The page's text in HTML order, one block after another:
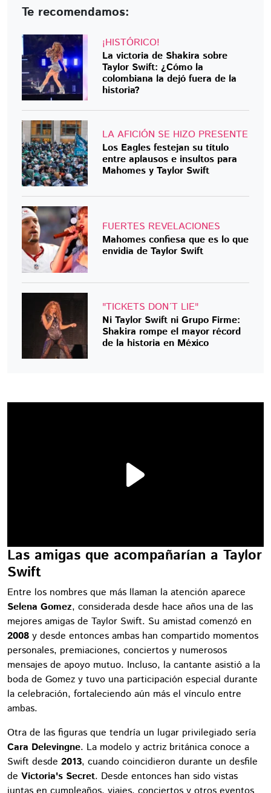
Te recomendamos:
¡HISTÓRICO!
La victoria de Shakira sobre
Taylor Swift: ¿Cómo la
colombiana la dejó fuera de la
historia?
LA AFICIÓN SE HIZO PRESENTE
Los Eagles festejan su título
entre aplausos e insultos para
Mahomes y Taylor Swift
FUERTES REVELACIONES
Mahomes confiesa que es lo que
envidia de Taylor Swift
"TICKETS DON´T LIE"
Ni Taylor Swift ni Grupo Firme:
Shakira rompe el mayor récord
de la historia en México
Las amigas que acompañarían a Taylor
Swift
Entre los nombres que más llaman la atención aparece
Selena Gomez, considerada desde hace años una de las
mejores amigas de Taylor Swift. Su amistad comenzó en
2008 y desde entonces ambas han compartido momentos
personales, premiaciones, conciertos y numerosos
mensajes de apoyo mutuo. Incluso, la cantante asistió a la
boda de Gomez y tuvo una participación especial durante
la celebración, fortaleciendo aún más el vínculo entre
ambas.
Otra de las figuras que tendría un lugar privilegiado sería
Cara Delevingne. La modelo y actriz británica conoce a
Swift desde 2013, cuando coincidieron durante un desfile
de Victoria's Secret. Desde entonces han sido vistas